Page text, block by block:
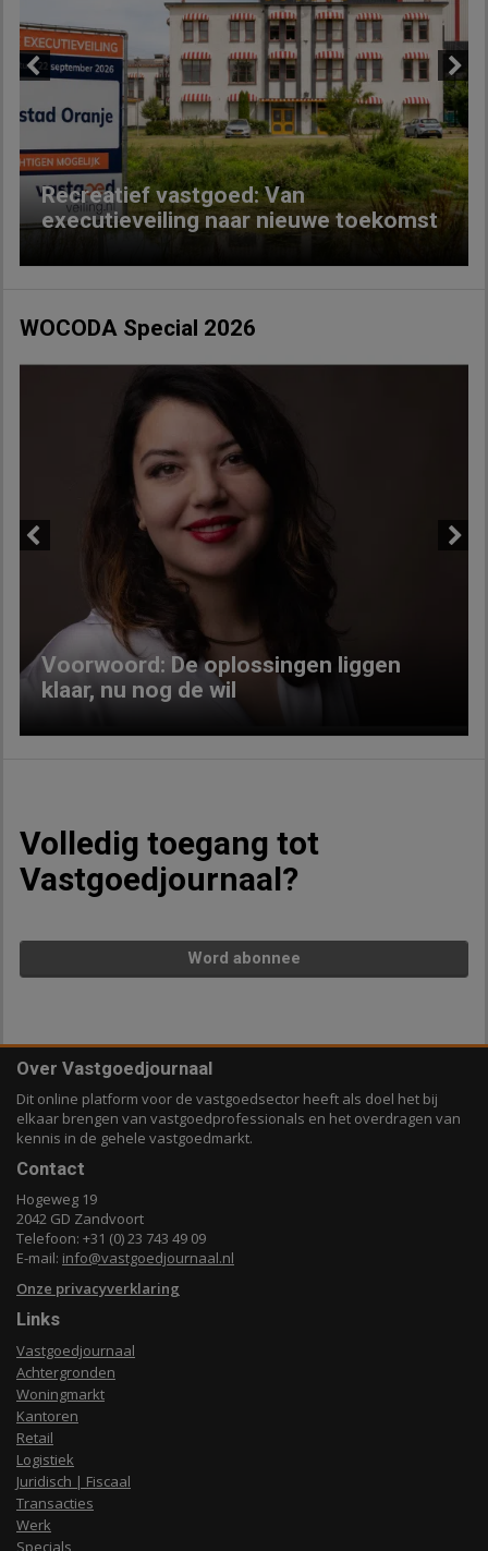
Recreatief vastgoed: Van
executieveiling naar nieuwe toekomst
Next
WOCODA Special 2026
Voorwoord: De oplossingen liggen
klaar, nu nog de wil
Volledig toegang tot
Vastgoedjournaal?
Word abonnee
Over Vastgoedjournaal
Dit online platform voor de vastgoedsector heeft als doel het bij
elkaar brengen van vastgoedprofessionals en het overdragen van
kennis in de gehele vastgoedmarkt.
Contact
Hogeweg 19
2042 GD Zandvoort
Telefoon: +31 (0) 23 743 49 09
E-mail: info@vastgoedjournaal.nl
Onze privacyverklaring
Links
Vastgoedjournaal
Achtergronden
Woningmarkt
Kantoren
Retail
Logistiek
Juridisch | Fiscaal
Transacties
Werk